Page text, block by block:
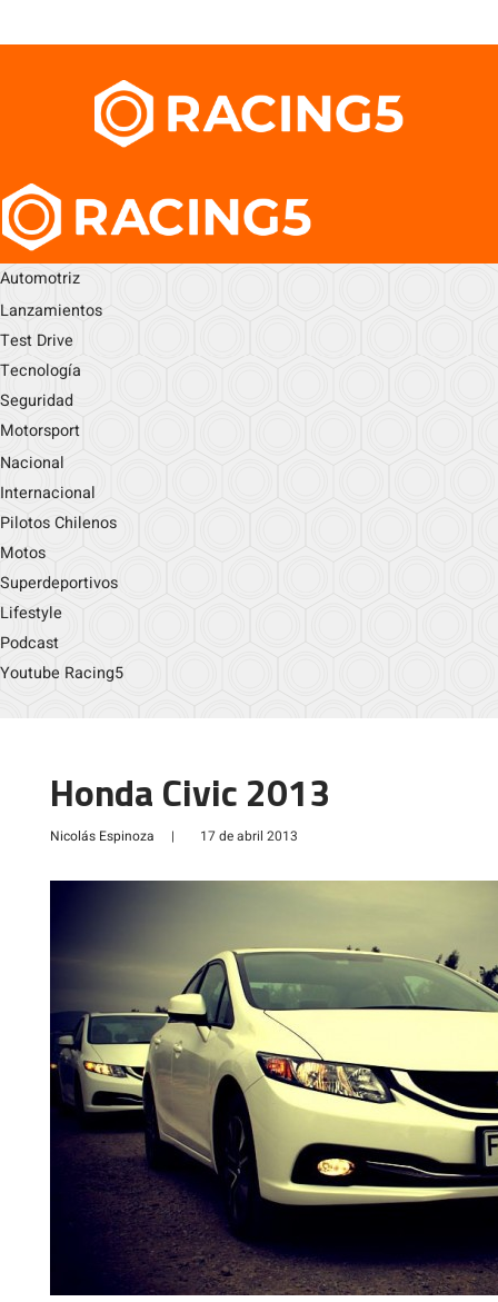
Automotriz
Lanzamientos
Test Drive
Tecnología
Seguridad
Motorsport
Nacional
Internacional
Pilotos Chilenos
Motos
Superdeportivos
Lifestyle
Podcast
Youtube Racing5
Honda Civic 2013
Nicolás Espinoza | 17 de abril 2013